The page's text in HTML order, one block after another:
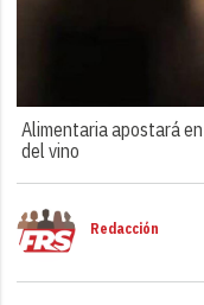
Alimentaria apostará
del vino
Redacción